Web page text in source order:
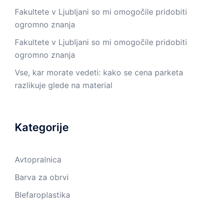
Fakultete v Ljubljani so mi omogočile pridobiti
ogromno znanja
Fakultete v Ljubljani so mi omogočile pridobiti
ogromno znanja
Vse, kar morate vedeti: kako se cena parketa
razlikuje glede na material
Kategorije
Avtopralnica
Barva za obrvi
Blefaroplastika